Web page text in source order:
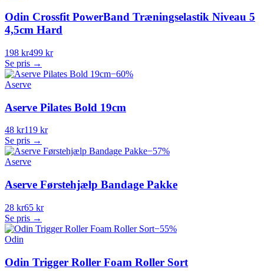
Odin Crossfit PowerBand Træningselastik Niveau 5
4,5cm Hard
198 kr499 kr
Se pris →
−60%
Aserve
Aserve Pilates Bold 19cm
48 kr119 kr
Se pris →
−57%
Aserve
Aserve Førstehjælp Bandage Pakke
28 kr65 kr
Se pris →
−55%
Odin
Odin Trigger Roller Foam Roller Sort